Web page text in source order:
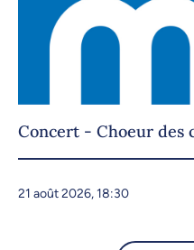
Concert - Choeur des
21 août 2026, 18:30